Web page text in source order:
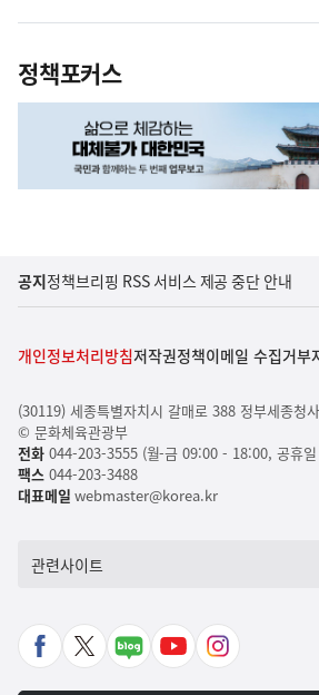
정책포커스
공지정책브리핑 RSS 서비스 제공 중단 안내
개인정보처리방침저작권정책이메일 수집거부
(30119) 세종특별자치시 갈매로 388 정부세종청
© 문화체육관광부
전화044-203-3555 (월-금 09:00 - 18:00, 공휴일
팩스044-203-3488
대표메일 webmaster@korea.kr
관련사이트
페
X
네
유
인